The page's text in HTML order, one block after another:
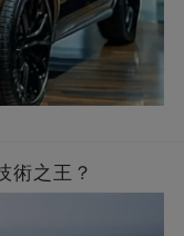
術之王？